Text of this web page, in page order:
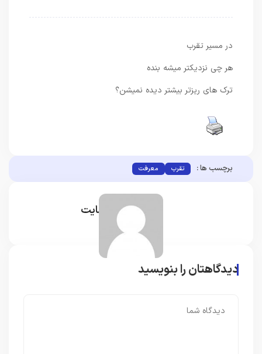
در مسیر تقرب
هر چی نزدیکتر میشه بنده
ترک های ریزتر بیشتر دیده نمیشن؟
برچسب ها : تقرب معرفت
مدیر سایت
دیدگاهتان را بنویسید